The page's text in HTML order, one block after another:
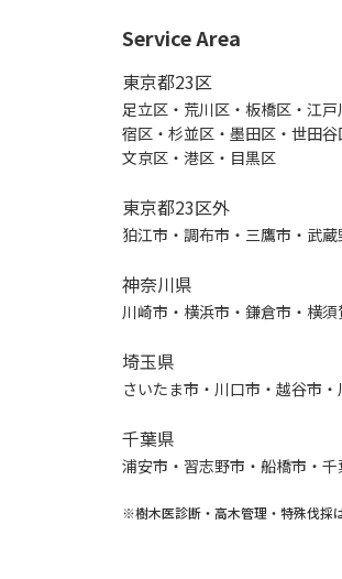
Service Area
東京都23区
足立区・荒川区・板橋区・江
宿区・杉並区・墨田区・世田
文京区・港区・目黒区
東京都23区外
狛江市・調布市・三鷹市・武
神奈川県
川崎市・横浜市・鎌倉市・横
埼玉県
さいたま市・川口市・越谷市
千葉県
浦安市・習志野市・船橋市・
※樹木医診断・高木管理・特殊伐採